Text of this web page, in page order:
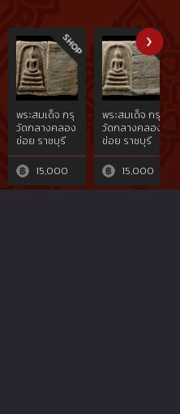
อ.หนองบัวระ
เหว จ.ชัยภูมิ ปี
๒๕๕๘ เนื้อเงิน
ตอกโค๊ด
หมายเลข ๕๖
พระสมเด็จ กรุ
วัดกลางคลอง
ข่อย ราชบุรี
15,000
พระสมเด็จ กรุ
วัดกลางคลอง
ข่อย ราชบุรี
15,000